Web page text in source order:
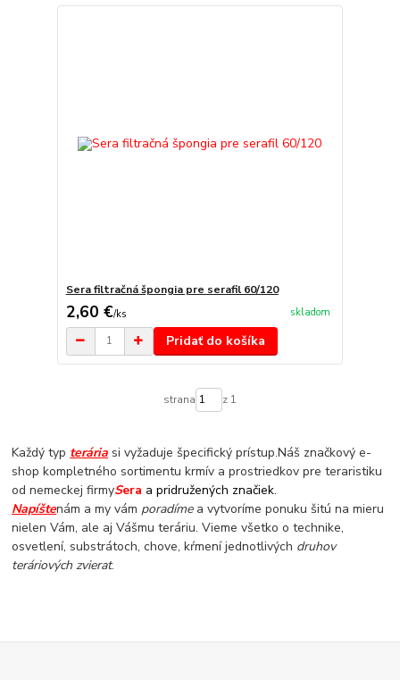
Sera filtračná špongia pre serafil 60/120
2,60 €/ks skladom
Pridať do košíka
strana z 1
Každý typ terária si vyžaduje špecifický prístup.Náš značkový e-
shop kompletného sortimentu krmív a prostriedkov pre teraristiku
od nemeckej firmySera a pridružených značiek.
Napíštenám a my vám poradímea vytvoríme ponuku šitú na mieru
nielen Vám, ale aj Vášmu teráriu. Vieme všetko o technike,
osvetlení, substrátoch, chove, kŕmení jednotlivých druhov
teráriových zvierat.